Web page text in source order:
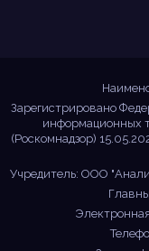
Зарегистрировано
информационных
(Роскомнадзор)
Учредитель: ООО